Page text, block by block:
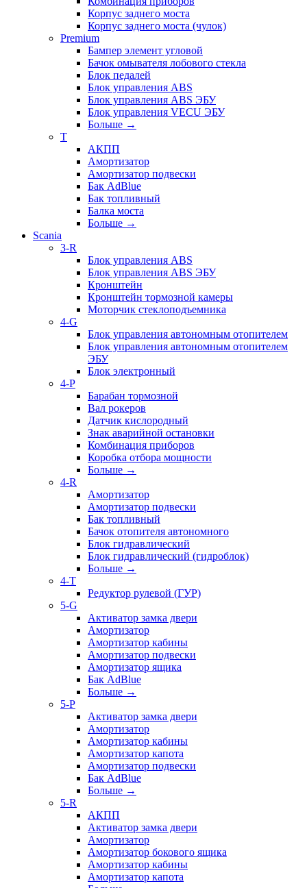
Корпус заднего моста
Корпус заднего моста (чулок)
Premium
Бампер элемент угловой
Бачок омывателя лобового стекла
Блок педалей
Блок управления ABS
Блок управления ABS ЭБУ
Блок управления VECU ЭБУ
Больше →
T
АКПП
Амортизатор
Амортизатор подвески
Бак AdBlue
Бак топливный
Балка моста
Больше →
Scania
3-R
Блок управления ABS
Блок управления ABS ЭБУ
Кронштейн
Кронштейн тормозной камеры
Моторчик стеклоподъемника
4-G
Блок управления автономным отопителем
Блок управления автономным отопителем
ЭБУ
Блок электронный
4-P
Барабан тормозной
Вал рокеров
Датчик кислородный
Знак аварийной остановки
Комбинация приборов
Коробка отбора мощности
Больше →
4-R
Амортизатор
Амортизатор подвески
Бак топливный
Бачок отопителя автономного
Блок гидравлический
Блок гидравлический (гидроблок)
Больше →
4-T
Редуктор рулевой (ГУР)
5-G
Активатор замка двери
Амортизатор
Амортизатор кабины
Амортизатор подвески
Амортизатор ящика
Бак AdBlue
Больше →
5-P
Активатор замка двери
Амортизатор
Амортизатор кабины
Амортизатор капота
Амортизатор подвески
Бак AdBlue
Больше →
5-R
АКПП
Активатор замка двери
Амортизатор
Амортизатор бокового ящика
Амортизатор кабины
Амортизатор капота